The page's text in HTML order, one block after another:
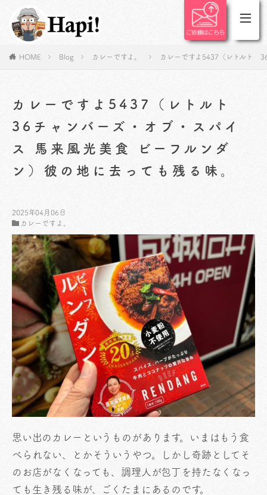
HOME Blog カレーですよ。 カレーですよ5437（レトルト
カレーですよ5437（レトルト
36チャンバーズ・オブ・スパイ
ス 馬来風光美食 ビーフルンダ
ン）彼の地に去っても残る味。
2025年04月06日
カレーですよ。
思い出のカレーというものがあります。いまはもう食
べられない、とかそういうやつ。しかし奇跡としてそ
のお店がなくなっても、調理人が包丁を持たなくなっ
ても生き残る味が、ごくたまにあるのです。